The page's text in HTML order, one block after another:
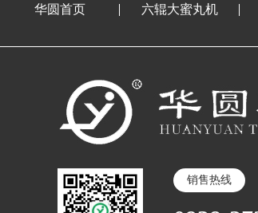
华圆首页 六辊大蜜丸机
销售热线